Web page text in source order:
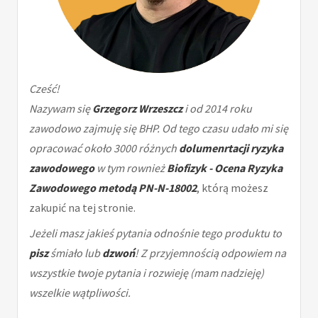
Cześć!
Nazywam sięGrzegorz Wrzeszczi od 2014 roku
zawodowo zajmuję się BHP. Od tego czasu udało mi się
opracować około 3000 różnych dolumenrtacji ryzyka
zawodowegow tym rownieżBiofizyk - Ocena Ryzyka
Zawodowego metodą PN-N-18002, którą możesz
zakupić na tej stronie.
Jeżeli masz jakieś pytania odnośnie tego produktu to
piszśmiało lubdzwoń! Z przyjemnością odpowiem na
wszystkie twoje pytania i rozwieję (mam nadzieję)
wszelkie wątpliwości.